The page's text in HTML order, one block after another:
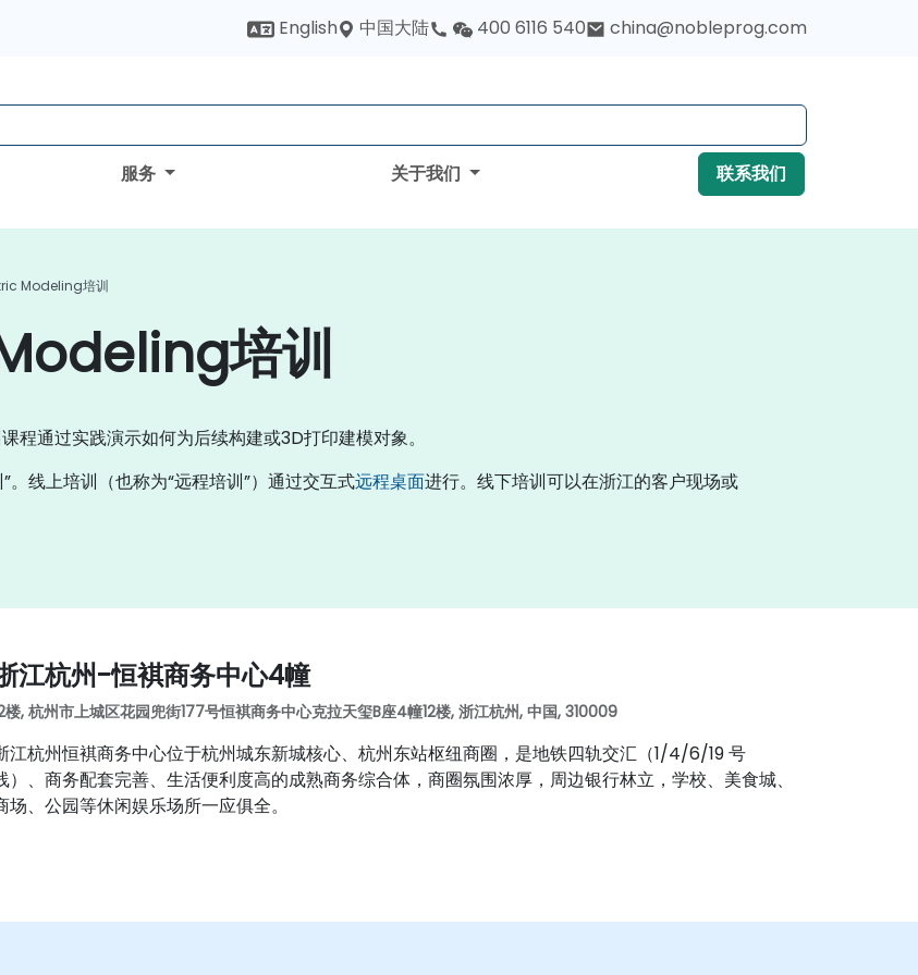
English 中国大陆 400 6116 540 china@nobleprog.com
服务 关于我们 联系我们
Modeling培训
培训
通过实践演示如何为后续构建或3D打印建模对象。
线上培训（也称为“远程培训”）通过交互式远程桌面进行。线下培训可以在浙江的客户现场或
江杭州-恒褀商务中心4幢
楼, 杭州市上城区花园兜街177号恒褀商务中心克拉天玺B座4幢12楼, 浙江杭州, 中国, 310009
江杭州恒褀商务中心位于杭州城东新城核心、杭州东站枢纽商圈，是地铁四轨交汇（1/4/6/19 号
）、商务配套完善、生活便利度高的成熟商务综合体，商圈氛围浓厚，周边银行林立，学校、美食城、
场、公园等休闲娱乐场所一应俱全。